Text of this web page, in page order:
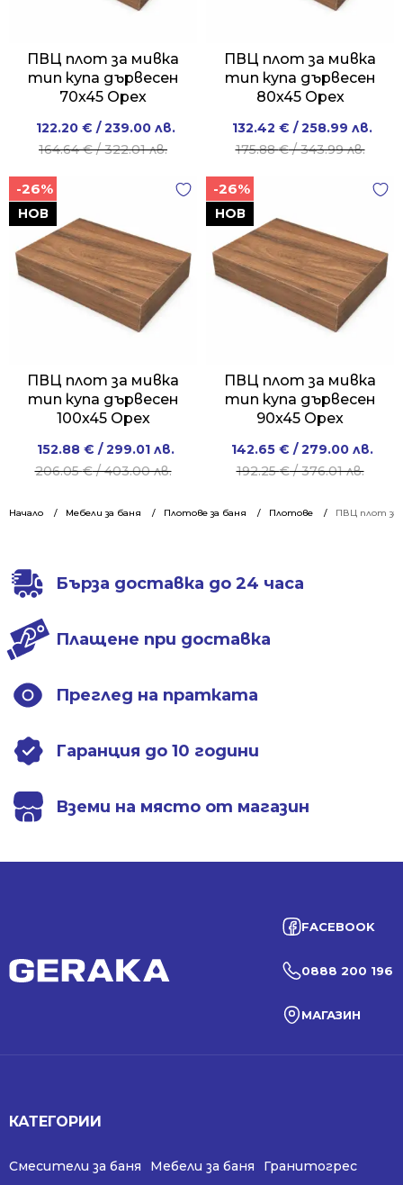
Начало Мебели за баня Плотове за баня Плотове ПВЦ плот за
ПВЦ плот за мивка
тип купа дървесен
70x45 Орех
164.64€/ 322.01 лв.
Original
price
322.01 лв..
122.20 € / 239.00 лв.
Current
price
239.00 лв..
ПВЦ плот за мивка
тип купа дървесен
80x45 Орех
175.88€/ 343.99 лв.
Original
price
343.99 лв..
132.42 € / 258.99 лв.
Current
price
258.99 лв..
НОВ
-26%
ПВЦ плот за мивка
тип купа дървесен
100x45 Орех
206.05€/ 403.00 лв.
Original
price
206.05 €
152.88 € / 299.01 лв.
Current
price
152.88 €
НОВ
-26%
ПВЦ плот за мивка
тип купа дървесен
90x45 Орех
192.25€/ 376.01 лв.
Original
price
192.25 €
142.65 € / 279.00 лв.
Current
price
142.65 €
Бърза доставка до 24 часа
Плащене при доставка
Преглед на пратката
Гаранция до 10 години
Вземи на място от магазин
FACEBOOK
0888 200 196
МАГАЗИН
КАТЕГОРИИ
Смесители за баня Мебели за баня
Гранитогрес